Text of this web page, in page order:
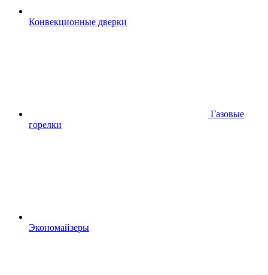
Конвекционные дверки
Газовые
горелки
Экономайзеры